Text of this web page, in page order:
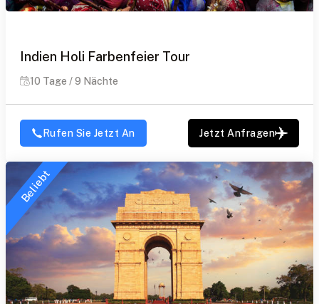
Indien Holi Farbenfeier Tour
10 Tage / 9 Nächte
Rufen Sie Jetzt An Jetzt Anfragen
Beliebt